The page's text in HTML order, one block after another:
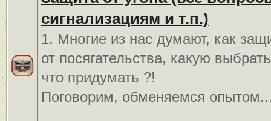
сигнализациям и т.п.)
1. Многие из нас думают, как
от посягательства, какую
что придумать ?!
Поговорим, обменяемся